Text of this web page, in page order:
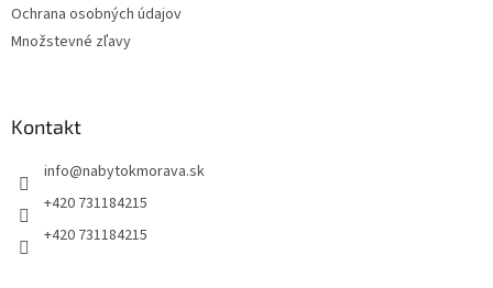
Ochrana osobných údajov
Množstevné zľavy
Kontakt
info@nabytokmorava.sk
+420 731184215
+420 731184215